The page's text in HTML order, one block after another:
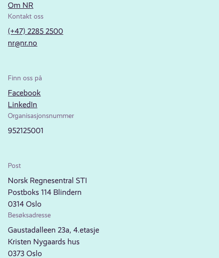
Om NR
Kontakt oss
(+47) 2285 2500
nr@nr.no
Finn oss på
Facebook
LinkedIn
Organisasjonsnummer
952125001
Post
Norsk Regnesentral STI
Postboks 114 Blindern
0314 Oslo
Besøksadresse
Gaustadalleen 23a, 4.etasje
Kristen Nygaards hus
0373 Oslo